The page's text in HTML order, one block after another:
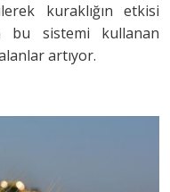
kuraklığın etkisi
bu sistemi kullanan
artıyor.